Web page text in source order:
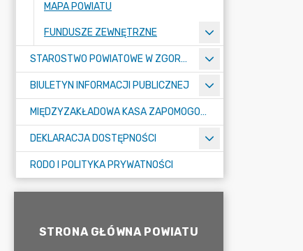
MAPA POWIATU
FUNDUSZE ZEWNĘTRZNE
STAROSTWO POWIATOWE W ZGORZELCU
BIULETYN INFORMACJI PUBLICZNEJ
MIĘDZYZAKŁADOWA KASA ZAPOMOGOWO-POŻYCZKOWA
DEKLARACJA DOSTĘPNOŚCI
RODO I POLITYKA PRYWATNOŚCI
STRONA GŁÓWNA POWIATU